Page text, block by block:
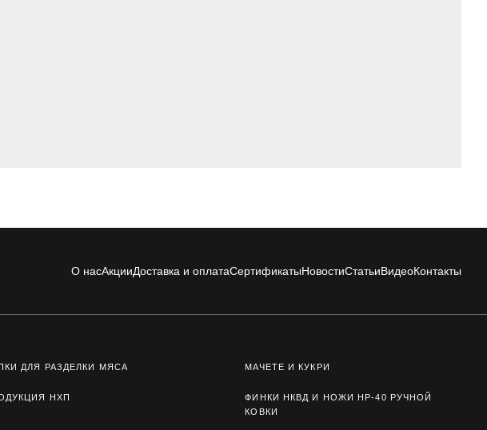
О насАкцииДоставка и оплатаСертификатыНовостиСтатьиВидеоКонтакты
ДЛЯ РАЗДЕЛКИ МЯСА МАЧЕТЕ И КУКРИ
НХП
ФИНКИ НКВД И НОЖИ НР-40 РУЧНОЙ
КОВКИ